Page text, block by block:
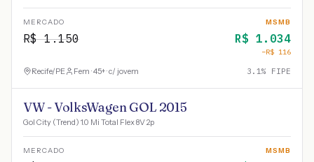
MERCADO
R$1.150
MSMB
R$ 1.034
−R$ 116
Recife/PE Fem · 45+ · c/ jovem 3.1% FIPE
VW - VolksWagen GOL 2015
Gol City (Trend) 1.0 Mi Total Flex 8V 2p
MERCADO MSMB